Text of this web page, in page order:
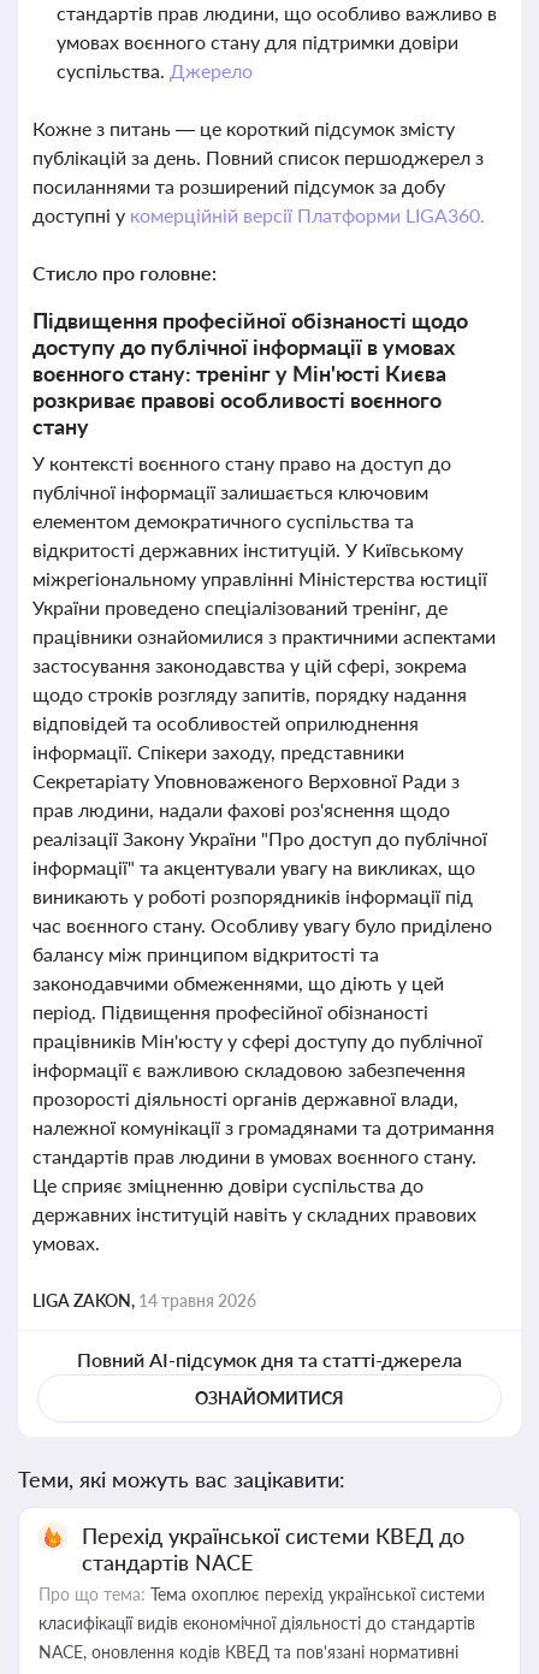
стандартів прав людини, що особливо важливо в
умовах воєнного стану для підтримки довіри
суспільства. Джерело
Кожне з питань — це короткий підсумок змісту
публікацій за день. Повний список першоджерел з
посиланнями та розширений підсумок за добу
доступні у комерційній версії Платформи LIGA360.
Стисло про головне:
Підвищення професійної обізнаності щодо
доступу до публічної інформації в умовах
воєнного стану: тренінг у Мін'юсті Києва
розкриває правові особливості воєнного
стану
У контексті воєнного стану право на доступ до
публічної інформації залишається ключовим
елементом демократичного суспільства та
відкритості державних інституцій. У Київському
міжрегіональному управлінні Міністерства юстиції
України проведено спеціалізований тренінг, де
працівники ознайомилися з практичними аспектами
застосування законодавства у цій сфері, зокрема
щодо строків розгляду запитів, порядку надання
відповідей та особливостей оприлюднення
інформації. Спікери заходу, представники
Секретаріату Уповноваженого Верховної Ради з
прав людини, надали фахові роз'яснення щодо
реалізації Закону України "Про доступ до публічної
інформації" та акцентували увагу на викликах, що
виникають у роботі розпорядників інформації під
час воєнного стану. Особливу увагу було приділено
балансу між принципом відкритості та
законодавчими обмеженнями, що діють у цей
період. Підвищення професійної обізнаності
працівників Мін'юсту у сфері доступу до публічної
інформації є важливою складовою забезпечення
прозорості діяльності органів державної влади,
належної комунікації з громадянами та дотримання
стандартів прав людини в умовах воєнного стану.
Це сприяє зміцненню довіри суспільства до
державних інституцій навіть у складних правових
умовах.
LIGA ZAKON, 14 травня 2026
Повний AI-підсумок дня та статті-джерела
ОЗНАЙОМИТИСЯ
Теми, які можуть вас зацікавити:
Перехід української системи КВЕД до
стандартів NACE
Про що тема: Тема охоплює перехід української системи
класифікації видів економічної діяльності до стандартів
NACE, оновлення кодів КВЕД та пов'язані нормативні